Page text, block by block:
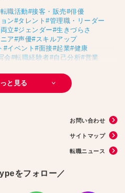
職活動#接客・販売#俳優
ン#タレント #管理職・リーダー
立#ジェンダー#生きづらさ
ア#声優#スキルアップ
#イベント #面接#起業#健康
会#転職経験者#自己分析#営業
#チームビルディング#お金
リア#D＆I
#大木亜希子
愛#不妊治療#人事#アナウンサー
#タスク管理
と見る
お問い合わせ
サイトマップ
転職ニュース
をフォロー／